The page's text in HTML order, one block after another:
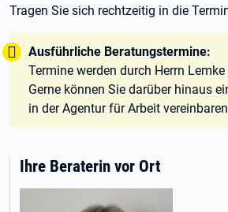
Tragen Sie sich rechtzeitig in die
Tipp:
Ausführliche Beratungstermine:
Termine werden durch Herrn
Gerne können Sie darüber hinaus
in der Agentur für Arbeit
Ihre Beraterin vor Ort